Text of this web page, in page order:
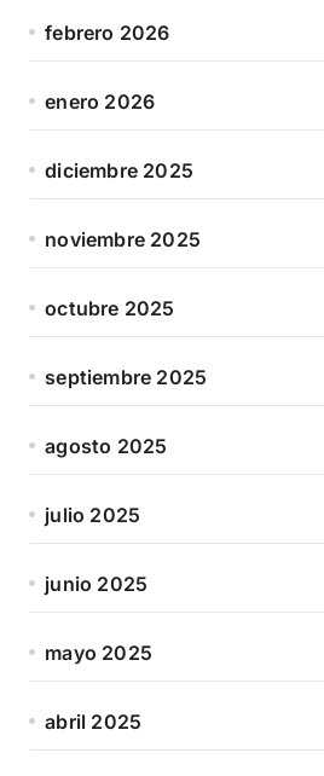
febrero 2026
enero 2026
diciembre 2025
noviembre 2025
octubre 2025
septiembre 2025
agosto 2025
julio 2025
junio 2025
mayo 2025
abril 2025